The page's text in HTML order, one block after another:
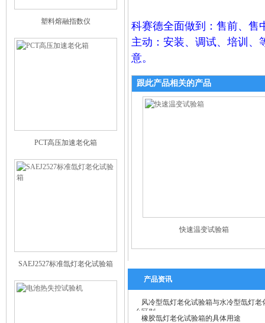
塑料熔融指数仪
PCT高压加速老化箱
SAEJ2527标准氙灯老化试验箱
科赛德全面做到：售前、售
主动：安装、调试、培训、
意。
跟此产品相关的产品
快速温变试验箱
产品资讯
风冷型氙灯老化试验箱与水冷型氙灯老
么区别
橡胶氙灯老化试验箱的具体用途